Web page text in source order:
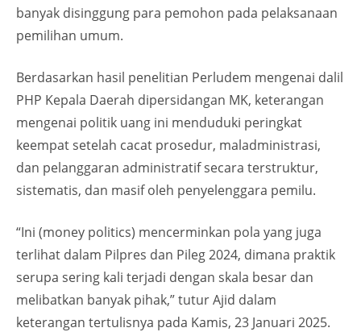
banyak disinggung para pemohon pada pelaksanaan
pemilihan umum.
Berdasarkan hasil penelitian Perludem mengenai dalil
PHP Kepala Daerah dipersidangan MK, keterangan
mengenai politik uang ini menduduki peringkat
keempat setelah cacat prosedur, maladministrasi,
dan pelanggaran administratif secara terstruktur,
sistematis, dan masif oleh penyelenggara pemilu.
“Ini (money politics) mencerminkan pola yang juga
terlihat dalam Pilpres dan Pileg 2024, dimana praktik
serupa sering kali terjadi dengan skala besar dan
melibatkan banyak pihak,” tutur Ajid dalam
keterangan tertulisnya pada Kamis, 23 Januari 2025.